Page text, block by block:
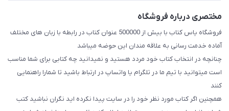
مختصری درباره فروشگاه
فروشگاه یاس کتاب با بیش از 500000 عنوان کتاب در رابطه با زبان های مختلف
آماده خدمت رسانی به علاقه مندان این حوضه میباشد
چنانچه در انتخاب کتاب خود مردد هستید و نمیدانید چه کتابی برای شما مناسب
است میتوانید با تیم ما در تلگرام یا واتساپ در ارتباط باشید تا شما‌را راهنمایی
کنند
همچنین اگر کتاب مورد نظر خود را در سایت پیدا نکرده اید نگران نباشید کتب